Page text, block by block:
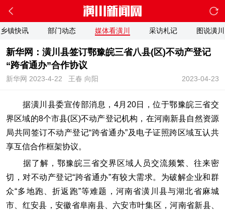
乡镇快讯 部门动态 媒体看潢川 采访札记 图说潢川
新华网：潢川县签订鄂豫皖三省八县(区)不动产登记
“跨省通办”合作协议
2023-04-23
新华网 2023-4-22 王春 向阳
据潢川县委宣传部消息，4月20日，位于鄂豫皖三省交
界区域的8个市县(区)不动产登记机构，在河南新县自然资源
局共同签订不动产登记“跨省通办”及电子证照跨区域互认共
享互信合作框架协议。
据了解，鄂豫皖三省交界区域人员交流频繁、往来密
切，对不动产登记“跨省通办”有较大需求。为破解企业和群
众“多地跑、折返跑”等难题，河南省潢川县与湖北省麻城
市、红安县，安徽省阜南县、六安市叶集区，河南省新县、